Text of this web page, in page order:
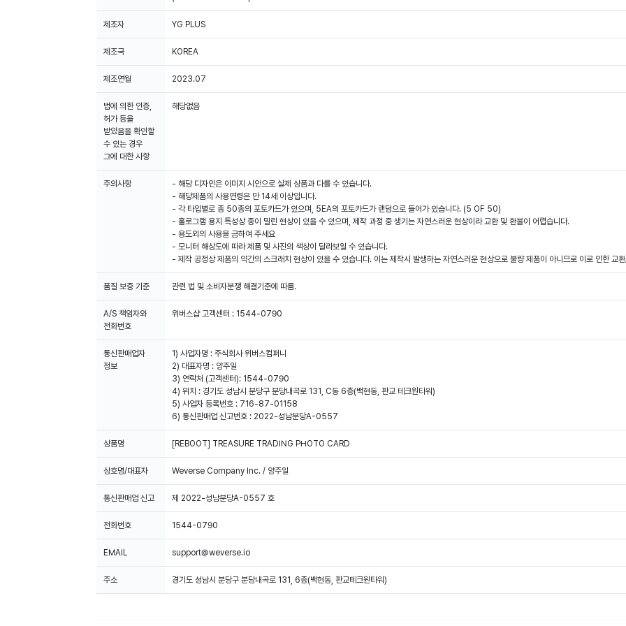
제조자 YG PLUS
제조국 KOREA
제조연월 2023.07
법에 의한 인증,
허가 등을
받았음을 확인할
수 있는 경우
그에 대한 사항
해당없음
주의사항
- 해당 디자인은 이미지 시안으로 실제 상품과 다를 수 있습니다.
- 해당제품의 사용연령은 만 14세 이상입니다.
- 각 타입별로 총 50종의 포토카드가 있으며, 5EA의 포토카드가 랜덤으로 들어가 있습니다. (5 OF 50)
- 홀로그램 용지 특성상 종이 밀린 현상이 있을 수 있으며, 제작 과정 중 생기는 자연스러운 현상이라 교환 및 환불이 어렵습니다.
- 용도외의 사용을 금하여 주세요
- 모니터 해상도에 따라 제품 및 사진의 색상이 달라보일 수 있습니다.
- 제작 공정상 제품의 약간의 스크래치 현상이 있을 수 있습니다. 이는 제작시 발생하는 자연스러운 현상으로 불량 제품이 아니므로 이로 인한 교
품질 보증 기준 관련 법 및 소비자분쟁 해결기준에 따름.
A/S 책임자와
전화번호
위버스샵 고객센터 : 1544-0790
통신판매업자
1) 사업자명 : 주식회사 위버스컴퍼니
2) 대표자명 : 양주일
3) 연락처 (고객센터): 1544-0790
4) 위치 : 경기도 성남시 분당구 분당내곡로 131, C동 6층(백현동, 판교 테크원타워)
5) 사업자 등록번호 : 716-87-01158
6) 통신판매업 신고번호 : 2022-성남분당A-0557
상품명 [REBOOT] TREASURE TRADING PHOTO CARD
상호명/대표자 Weverse Company Inc. / 양주일
통신판매업 신고 제 2022-성남분당A-0557 호
전화번호 1544-0790
EMAIL support@weverse.io
주소 경기도 성남시 분당구 분당내곡로 131, 6층(백현동, 판교테크원타워)